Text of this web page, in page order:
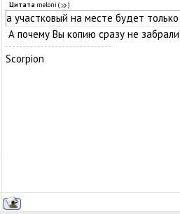
Цитата meloni ( )
а участковый на месте будет
А почему Вы копию сразу не
Scorpion